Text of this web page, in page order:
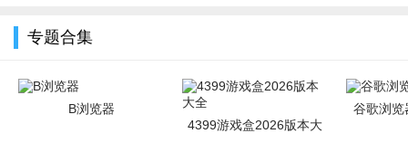
专题合集
B浏览器
4399游戏盒2026版本大
谷歌浏览